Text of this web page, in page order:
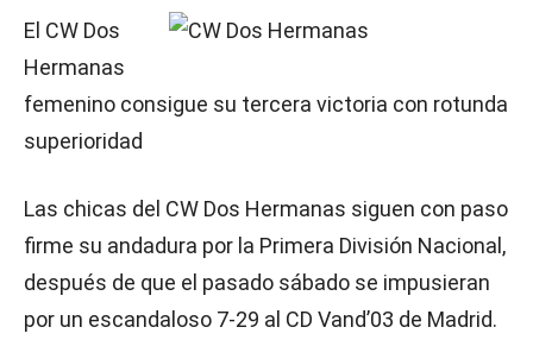
El CW Dos
Hermanas
femenino consigue su tercera victoria con rotunda
superioridad
Las chicas del CW Dos Hermanas siguen con paso
firme su andadura por la Primera División Nacional,
después de que el pasado sábado se impusieran
por un escandaloso 7-29 al CD Vand’03 de Madrid.